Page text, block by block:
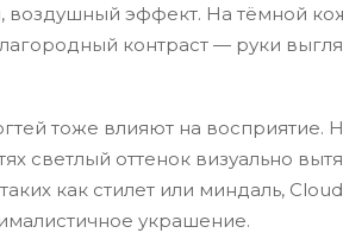
воздушный эффект. На тёмной
контраст — руки
тоже влияют на восприятие.
светлый оттенок визуально
как стилет или миндаль,
украшение.